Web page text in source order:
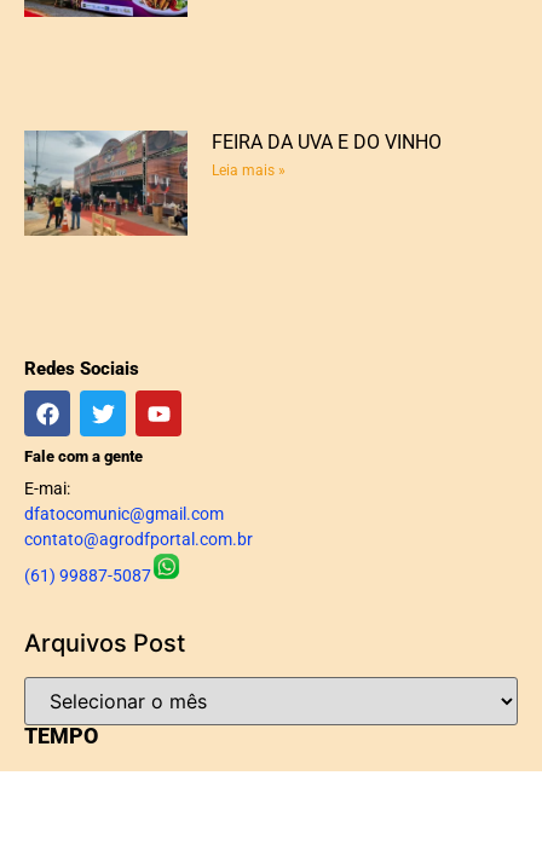
FEIRA DA UVA E DO VINHO
Leia mais »
Redes Sociais
Fale com a gente
E-mai:
dfatocomunic@gmail.com
contato@agrodfportal.com.br
(61) 99887-5087
Arquivos Post
TEMPO